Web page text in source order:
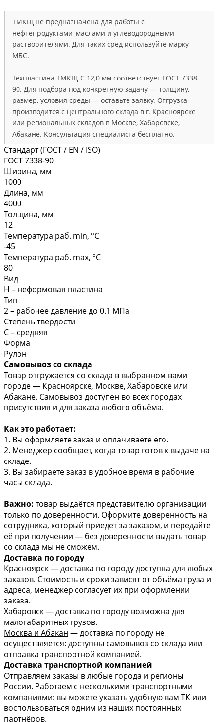
ТМКЩ не предназначена для работы с
нефтепродуктами, маслами и углеводородными
растворителями. Для таких сред используйте марку
МБС.
Техпластина ТМКЩ-С 12,0 мм соответствует ГОСТ 7338-
90. Для подбора под конкретную задачу — толщину,
размер, условия среды — оставьте заявку. Отгрузка
производится с центрального склада в г. Красноярске
или региональных складов в Москве, Хабаровске,
Абакане. Консультация специалиста бесплатно.
Стандарт (ГОСТ / EN / ISO)
ГОСТ 7338-90
Ширина, мм
1000
Длина, мм
4000
Толщина, мм
12
Температура раб. min, °C
-45
Температура раб. max, °C
80
Вид
Н – неформовая пластина
Тип
2 – рабочее давление до 0.1 МПа
Степень твердости
С – средняя
Форма
Рулон
Самовывоз со склада
Товар отгружается со склада в выбранном вами
городе — Красноярске, Москве, Хабаровске или
Абакане. Самовывоз доступен во всех городах
присутствия и для заказа любого объёма.
Как это работает:
1. Вы оформляете заказ и оплачиваете его.
2. Менеджер сообщает, когда товар готов к выдаче на
складе.
3. Вы забираете заказ в удобное время в рабочие
часы склада.
Важно: товар выдаётся представителю организации
только по доверенности. Оформите доверенность на
сотрудника, который приедет за заказом, и передайте
её при получении — без доверенности выдать товар
со склада мы не сможем.
Доставка по городу
Красноярск— доставка по городу доступна для любых
заказов. Стоимость и сроки зависят от объёма груза и
адреса, менеджер согласует их при оформлении
заказа.
Хабаровск— доставка по городу возможна для
малогабаритных грузов.
Москва и Абакан — доставка по городу не
осуществляется: доступны самовывоз со склада или
отправка транспортной компанией.
Доставка транспортной компанией
Отправляем заказы в любые города и регионы
России. Работаем с несколькими транспортными
компаниями: вы можете указать удобную вам ТК или
воспользоваться одним из наших постоянных
партнёров.